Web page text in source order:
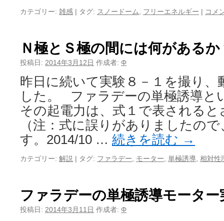
カテゴリー: 雑感 | タグ: スノードーム フリーエネルギー | コメ
Ｎ極とＳ極の間には何があるか
投稿日: 2014年3月12日 作成者: Φ
昨日に続いて実験８－１を撮り
した。 ファラデーの単極誘導と
その起電力は、式１で表される
（注：式に誤りがありましたの
す。2014/10 … 続きを読む →
カテゴリー: 解説 | タグ: ファラデー モーター 単極誘導 相対性
ファラデーの単極誘導モーター
投稿日: 2014年3月11日 作成者: Φ